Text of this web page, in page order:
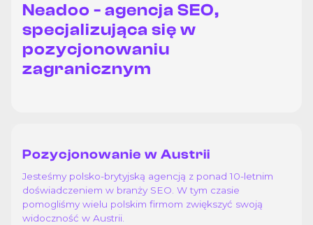
Neadoo - agencja SEO,
specjalizująca się w
pozycjonowaniu
zagranicznym
Pozycjonowanie w Austrii
Jesteśmy polsko-brytyjską agencją z ponad 10-letnim
doświadczeniem w branży SEO. W tym czasie
pomogliśmy wielu polskim firmom zwiększyć swoją
widoczność w Austrii.